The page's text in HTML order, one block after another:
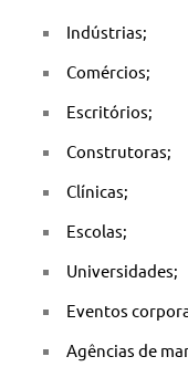
Indústrias;
Comércios;
Escritórios;
Construtoras;
Clínicas;
Escolas;
Universidades;
Eventos
Agências de